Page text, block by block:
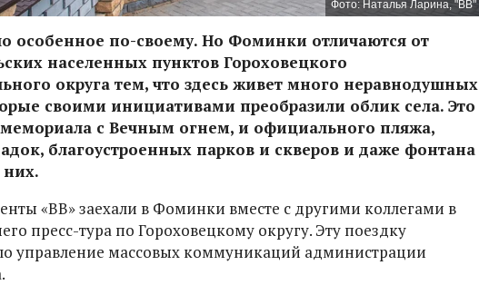
Фото: Наталья Ларина, "ВВ"
особенное по-своему. Но Фоминки отличаются от
населенных пунктов Гороховецкого
округа тем, что здесь живет много неравнодушных
своими инициативами преобразили облик села. Это
мемориала с Вечным огнем, и официального пляжа,
благоустроенных парков и скверов и даже фонтана
«ВВ» заехали в Фоминки вместе с другими коллегами в
пресс-тура по Гороховецкому округу. Эту поездку
управление массовых коммуникаций администрации